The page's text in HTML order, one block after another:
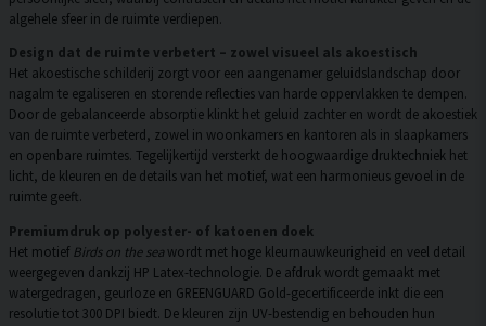
algehele sfeer in de ruimte verdiepen.
Design dat de ruimte verbetert – zowel visueel als akoestisch
Het akoestische schilderij zorgt voor een aangenamer geluidslandschap door
nagalm te egaliseren en storende reflecties van harde oppervlakken te dempen.
Door de gebalanceerde absorptie klinkt het geluid zachter en wordt de akoestiek
van de ruimte verbeterd, zowel in woonkamers en kantoren als in slaapkamers
en openbare ruimtes. Tegelijkertijd versterkt de hoogwaardige druktechniek het
licht, de kleuren en de details van het motief, wat een harmonieus gevoel in de
ruimte geeft.
Premiumdruk op polyester- of katoenen doek
Het motief Birds on the sea wordt met hoge kleurnauwkeurigheid en veel detail
weergegeven dankzij HP Latex-technologie. De afdruk wordt gemaakt met
watergedragen, geurloze en GREENGUARD Gold-gecertificeerde inkt die een
resolutie tot 300 DPI biedt. De kleuren zijn UV-bestendig en behouden hun